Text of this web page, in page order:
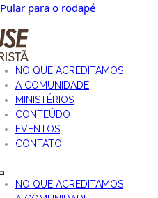
Pular para o rodapé
NO QUE ACREDITAMOS
A COMUNIDADE
MINISTÉRIOS
CONTEÚDO
EVENTOS
CONTATO
NO QUE ACREDITAMOS